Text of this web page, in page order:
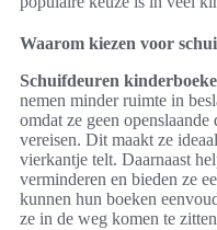
Waarom kiezen voor
Schuifdeuren
nemen minder ruimte in
omdat ze geen
vereisen. Dit maakt ze
vierkantje telt. Daarnaast
verminderen en bieden ze
kunnen hun boeken
ze in de weg komen te